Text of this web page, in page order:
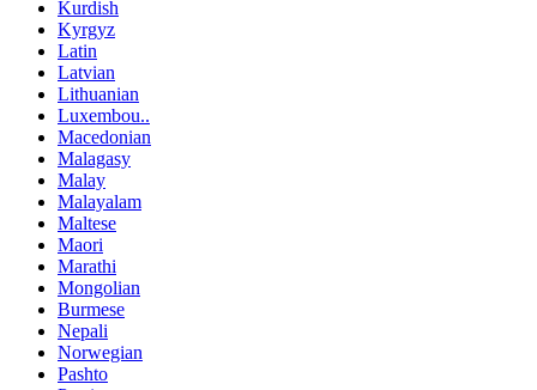
Kurdish
Kyrgyz
Latin
Latvian
Lithuanian
Luxembou..
Macedonian
Malagasy
Malay
Malayalam
Maltese
Maori
Marathi
Mongolian
Burmese
Nepali
Norwegian
Pashto